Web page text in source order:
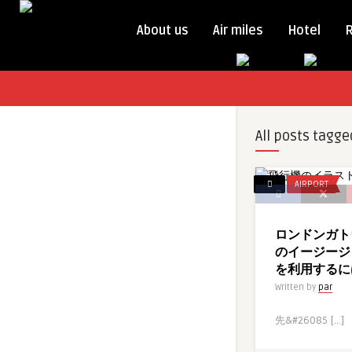
About us Air miles Hotel
All posts
AIRPORT
ロンドンガ
のイージー
を利用する
Written by par
先&#26085 […]